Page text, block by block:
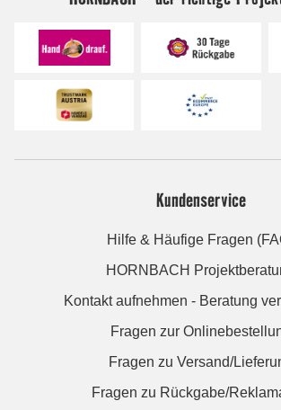
Kundenservice
Hilfe & Häufige Fragen
HORNBACH
Kontakt aufnehmen - Beratung
Fragen zur
Fragen zu Versand/
Fragen zu Rückgabe/